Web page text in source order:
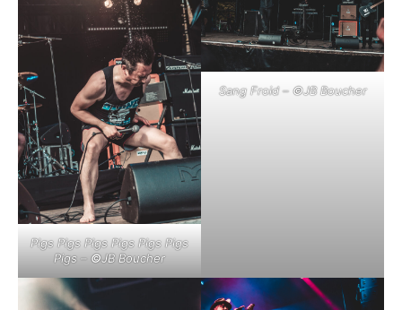
Pigs Pigs Pigs Pigs Pigs Pigs
Pigs – ©JB Boucher
Sang Froid – ©JB Boucher